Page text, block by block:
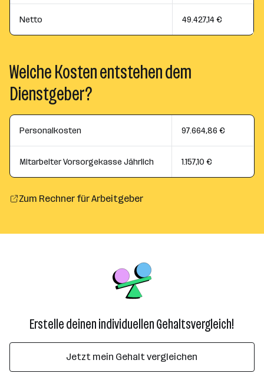
Netto 49.427,14 €
Welche Kosten entstehen dem
Dienstgeber?
Personalkosten 97.664,86 €
Mitarbeiter Vorsorgekasse Jährlich 1.157,10 €
Zum Rechner für Arbeitgeber
Erstelle deinen individuellen Gehaltsvergleich!
Jetzt mein Gehalt vergleichen